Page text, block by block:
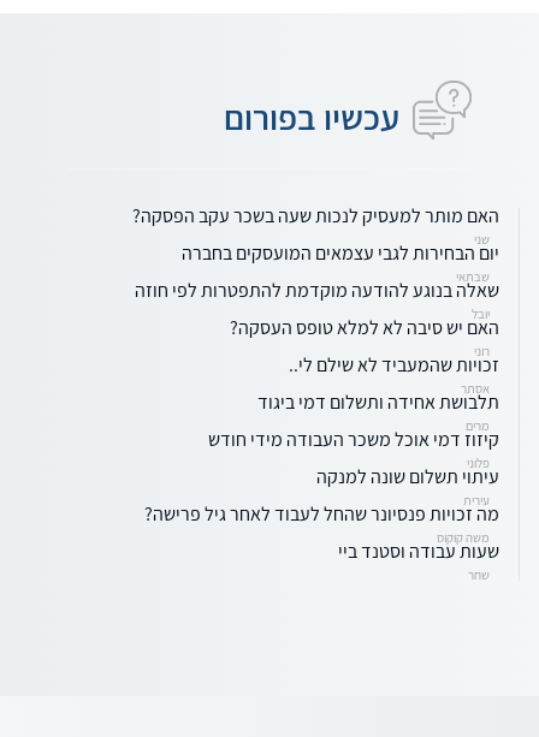
עכשיו בפורום
האם מותר למעסיק לנכות שעה בשכר עקב הפסקה?
שני
יום הבחירות לגבי עצמאים המועסקים בחברה
שבתאי
שאלה בנוגע להודעה מוקדמת להתפטרות לפי חוזה
יובל
האם יש סיבה לא למלא טופס העסקה?
רוני
זכויות שהמעביד לא שילם לי..
אסתר
תלבושת אחידה ותשלום דמי ביגוד
מרים
קיזוז דמי אוכל משכר העבודה מידי חודש
פלוני
עיתוי תשלום שונה למנקה
עירית
מה זכויות פנסיונר שהחל לעבוד לאחר גיל פרישה?
משה קוקוס
שעות עבודה וסטנד ביי
שחר